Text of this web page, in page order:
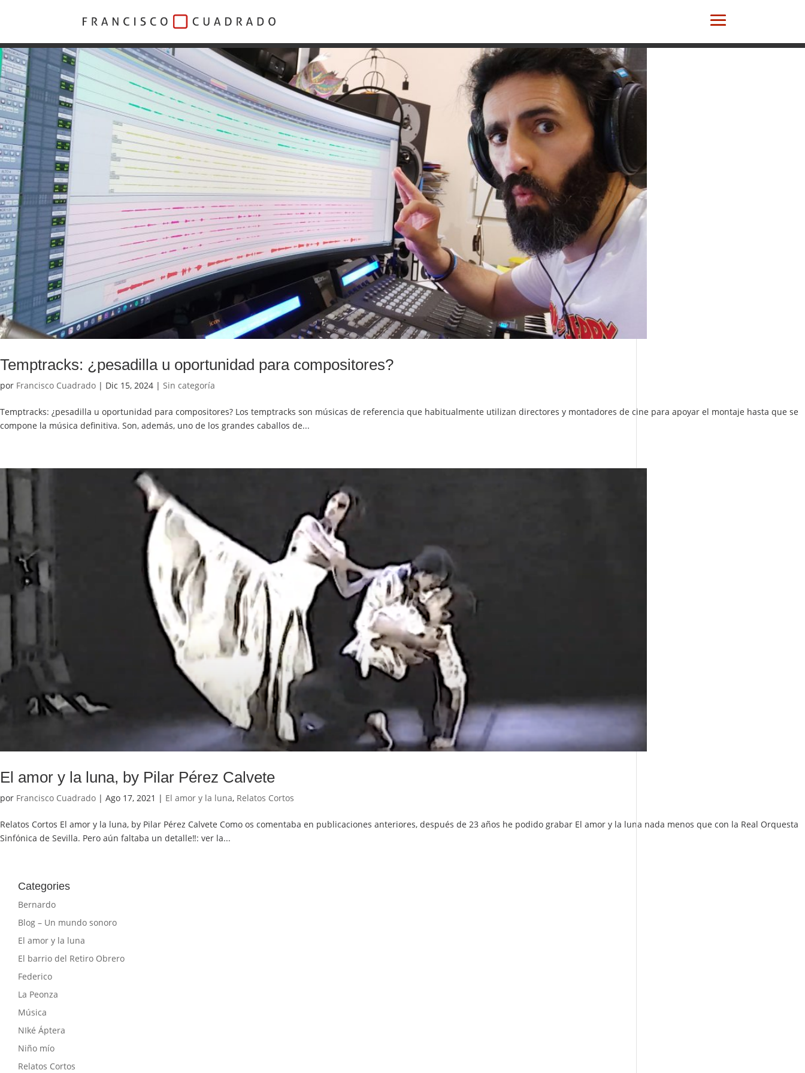
Temptracks: ¿pesadilla u oportunidad para compositores?
por Francisco Cuadrado | Dic 15, 2024 | Sin categoría
Temptracks: ¿pesadilla u oportunidad para compositores? Los temptracks son músicas de referencia que habitualmente utilizan directores y montadores de cine para apoyar el montaje hasta que se
compone la música definitiva. Son, además, uno de los grandes caballos de...
El amor y la luna, by Pilar Pérez Calvete
por Francisco Cuadrado | Ago 17, 2021 | El amor y la luna, Relatos Cortos
Relatos Cortos El amor y la luna, by Pilar Pérez Calvete Como os comentaba en publicaciones anteriores, después de 23 años he podido grabar El amor y la luna nada menos que con la Real Orquesta
Sinfónica de Sevilla. Pero aún faltaba un detalle‼️: ver la...
Categories
Bernardo
Blog – Un mundo sonoro
El amor y la luna
El barrio del Retiro Obrero
Federico
La Peonza
Música
NIké Áptera
Niño mío
Relatos Cortos